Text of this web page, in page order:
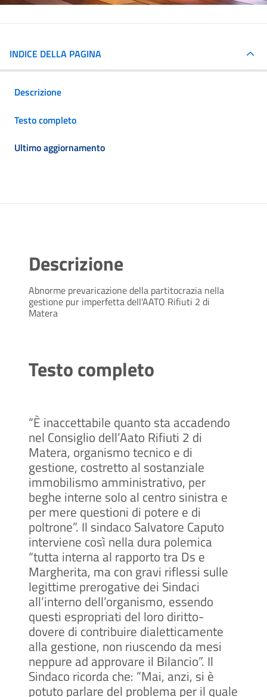
INDICE DELLA PAGINA
Descrizione
Testo completo
Ultimo aggiornamento
Descrizione
Abnorme prevaricazione della partitocrazia nella
gestione pur imperfetta dell'AATO Rifiuti 2 di
Matera
Testo completo
“È inaccettabile quanto sta accadendo
nel Consiglio dell’Aato Rifiuti 2 di
Matera, organismo tecnico e di
gestione, costretto al sostanziale
immobilismo amministrativo, per
beghe interne solo al centro sinistra e
per mere questioni di potere e di
poltrone”. Il sindaco Salvatore Caputo
interviene così nella dura polemica
“tutta interna al rapporto tra Ds e
Margherita, ma con gravi riflessi sulle
legittime prerogative dei Sindaci
all’interno dell’organismo, essendo
questi espropriati del loro diritto-
dovere di contribuire dialetticamente
alla gestione, non riuscendo da mesi
neppure ad approvare il Bilancio”. Il
Sindaco ricorda che: ”Mai, anzi, si è
potuto parlare del problema per il quale